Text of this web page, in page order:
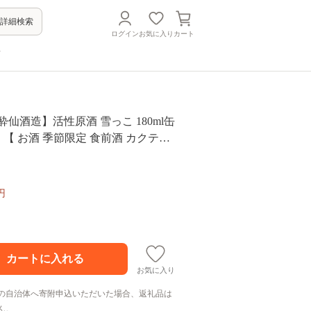
詳細検索
ログインお気に入り カート
仙酒造】活性原酒 雪っこ 180ml缶
【 お酒 季節限定 食前酒 カクテル
お気に入り
自治体へ寄附申込いただいた場合、返礼品は